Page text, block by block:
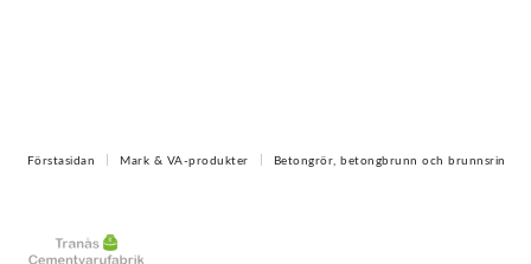
Förstasidan Mark & VA-produkter Betongrör, betongbrunn och brunnsring